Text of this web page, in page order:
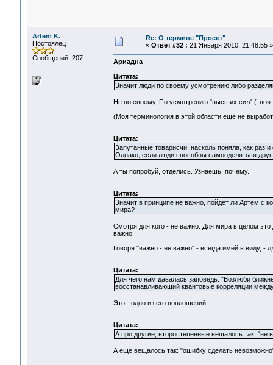
Artem K.
Постоялец
Сообщений: 207
Re: О термине "Проект"
« Ответ #32 : 21 Января 2010, 21:48:55 »
Ариадна
Цитата:
Значит люди по своему усмотрению либо
Не по своему. По усмотрению "высших сил" (твоя
(Моя терминология в этой области еще не
Цитата:
Запутанные товарисчи, насколь поняла, как
Однако, если люди способны самооделяться
А ты попробуй, отделись. Узнаешь, почему.
Цитата:
Значит в принципе не важно, пойдет ли Артём с
мира?
Смотря для кого - не важно. Для мира в целом это
важно.
Говоря "важно - не важно" - всегда имей в виду, -
Цитата:
Для чего нам давалась заповедь: "Возлюби
восстанавливающий квантовые корреляции
Это - одно из его воплощений.
Цитата:
А про другие, второстепенные вещалось так: "не
А еще вещалось так: "ошибку сделать